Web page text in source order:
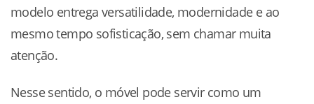
modelo entrega versatilidade, modernidade e ao
mesmo tempo sofisticação, sem chamar muita
atenção.
Nesse sentido, o móvel pode servir como um